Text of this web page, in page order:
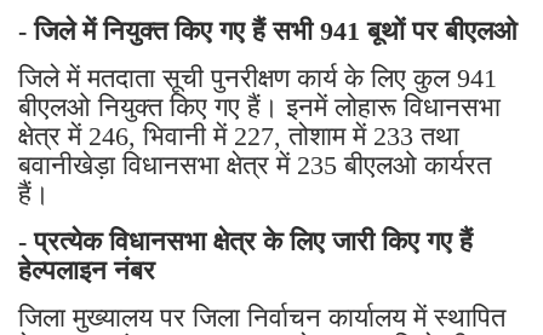
- जिले में नियुक्त किए गए हैं सभी 941 बूथों पर बीएलओ
जिले में मतदाता सूची पुनरीक्षण कार्य के लिए कुल 941
बीएलओ नियुक्त किए गए हैं। इनमें लोहारू विधानसभा
क्षेत्र में 246, भिवानी में 227, तोशाम में 233 तथा
बवानीखेड़ा विधानसभा क्षेत्र में 235 बीएलओ कार्यरत
हैं।
- प्रत्येक विधानसभा क्षेत्र के लिए जारी किए गए हैं
हेल्पलाइन नंबर
जिला मुख्यालय पर जिला निर्वाचन कार्यालय में स्थापित